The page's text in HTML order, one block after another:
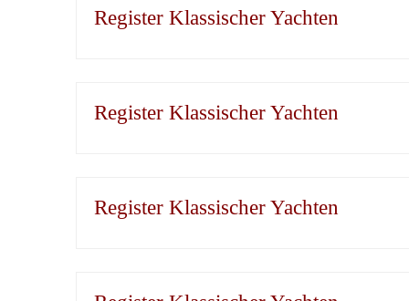
Register Klassischer Yachten
Register Klassischer Yachten
Register Klassischer Yachten